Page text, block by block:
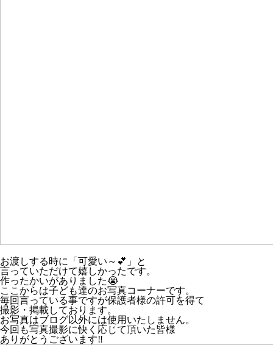
お渡しする時に「可愛い～💕」と
言っていただけて嬉しかったです。
作ったかいがありました😭
ここからは子ども達のお写真コーナーです。
毎回言っている事ですが保護者様の許可を得て
撮影・掲載しております。
お写真はブログ以外には使用いたしません。
今回も写真撮影に快く応じて頂いた皆様
ありがとうございます‼